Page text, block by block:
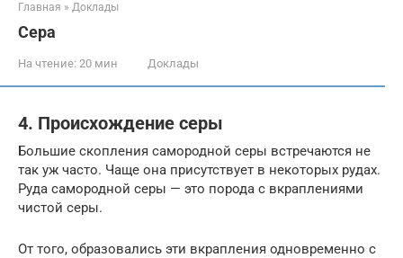
Главная » Доклады
Сера
На чтение: 20 мин Доклады
4. Происхождение серы
Большие скопления самородной серы встречаются не
так уж часто. Чаще она присутствует в некоторых рудах.
Руда самородной серы — это порода с вкраплениями
чистой серы.
От того, образовались эти вкрапления одновременно с